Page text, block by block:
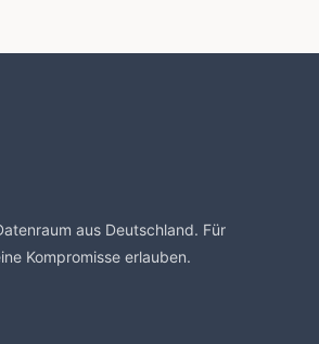
aus Deutschland. Für
Kompromisse erlauben.